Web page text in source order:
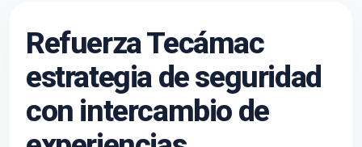
Refuerza Tecámac
estrategia de seguridad
con intercambio de
Asistente conectado